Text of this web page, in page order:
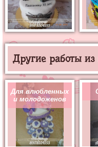
Другие работы из
Для влюбленных
и молодоженов